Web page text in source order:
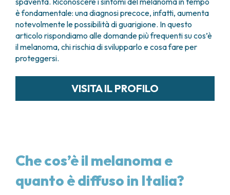
è fondamentale: una diagnosi precoce, infatti, aumenta
notevolmente le possibilità di guarigione. In questo
articolo rispondiamo alle domande più frequenti su cos’è
il melanoma, chi rischia di svilupparlo e cosa fare per
proteggersi.
VISITA IL PROFILO
Che cos’è il melanoma e
quanto è diffuso in Italia?